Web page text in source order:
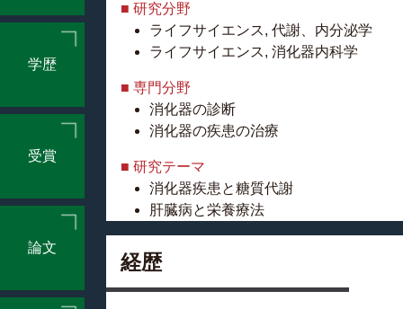
学歴
受賞
論文
■ 研究分野
ライフサイエンス, 代謝、内分泌学
ライフサイエンス, 消化器内科学
■ 専門分野
消化器の診断
消化器の疾患の治療
■ 研究テーマ
消化器疾患と糖質代謝
肝臓病と栄養療法
経歴